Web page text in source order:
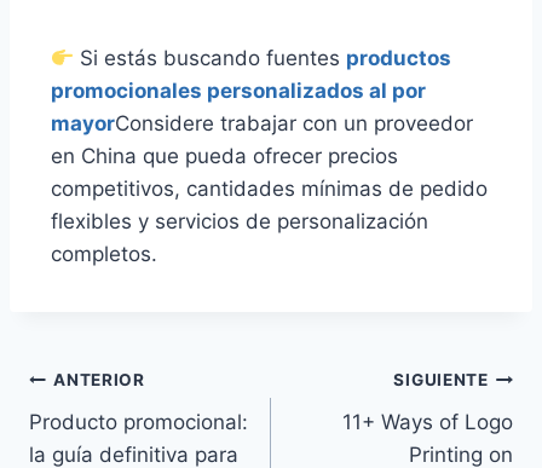
Si estás buscando fuentes productos
promocionales personalizados al por
mayorConsidere trabajar con un proveedor
en China que pueda ofrecer precios
competitivos, cantidades mínimas de pedido
flexibles y servicios de personalización
completos.
ANTERIOR
Producto promocional:
la guía definitiva para
SIGUIENTE
11+ Ways of Logo
Printing on